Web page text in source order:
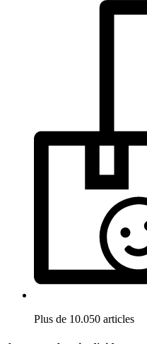
Plus de 10.050 articles